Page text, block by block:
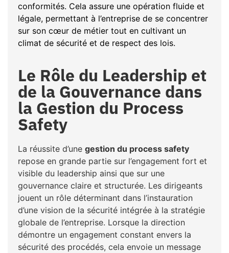
conformités. Cela assure une opération fluide et
légale, permettant à l’entreprise de se concentrer
sur son cœur de métier tout en cultivant un
climat de sécurité et de respect des lois.
Le Rôle du Leadership et
de la Gouvernance dans
la Gestion du Process
Safety
La réussite d’une gestion du process safety
repose en grande partie sur l’engagement fort et
visible du leadership ainsi que sur une
gouvernance claire et structurée. Les dirigeants
jouent un rôle déterminant dans l’instauration
d’une vision de la sécurité intégrée à la stratégie
globale de l’entreprise. Lorsque la direction
démontre un engagement constant envers la
sécurité des procédés, cela envoie un message